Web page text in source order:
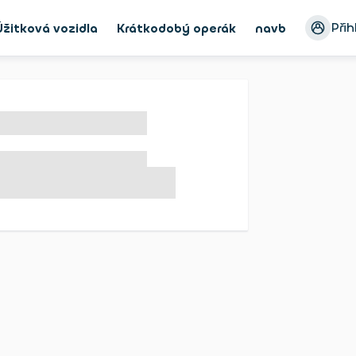
vozidla Krátkodobý operák navbar_Bike